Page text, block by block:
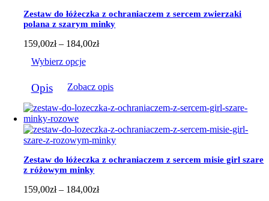
wybrać
na
stronie
produktu
Zestaw do łóżeczka z ochraniaczem z sercem zwierzaki
polana z szarym minky
159,00zł – 184,00złZakres
do
Wybierz opcje
produkt
ma
wiele
wariantów.
Opcje
można
wybrać
na
stronie
produktu
Opis Zobacz opis
Zestaw do łóżeczka z ochraniaczem z sercem misie girl szare
z różowym minky
159,00zł – 184,00złZakres